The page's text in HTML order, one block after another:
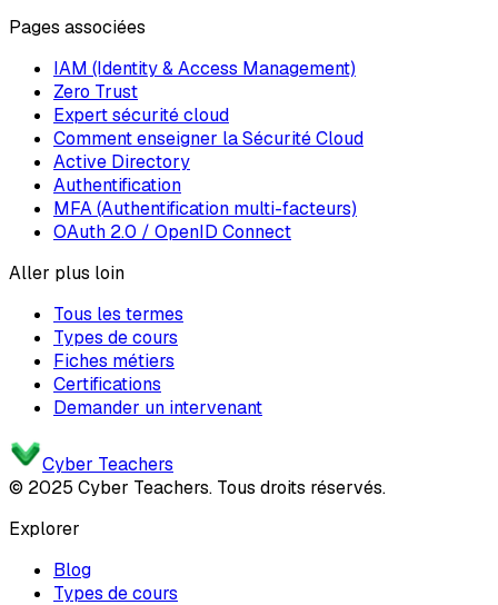
Pages associées
IAM (Identity & Access Management)
Zero Trust
Expert sécurité cloud
Comment enseigner la Sécurité Cloud
Active Directory
Authentification
MFA (Authentification multi-facteurs)
OAuth 2.0 / OpenID Connect
Aller plus loin
Tous les termes
Types de cours
Fiches métiers
Certifications
Demander un intervenant
Cyber Teachers
© 2025 Cyber Teachers. Tous droits réservés.
Explorer
Blog
Types de cours